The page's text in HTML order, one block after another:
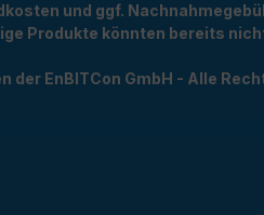
und ggf.
Produkte könnten bereits
der EnBITCon GmbH - Alle